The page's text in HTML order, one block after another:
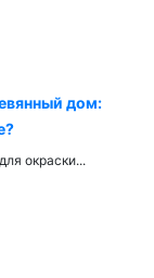
дом:
окраски...